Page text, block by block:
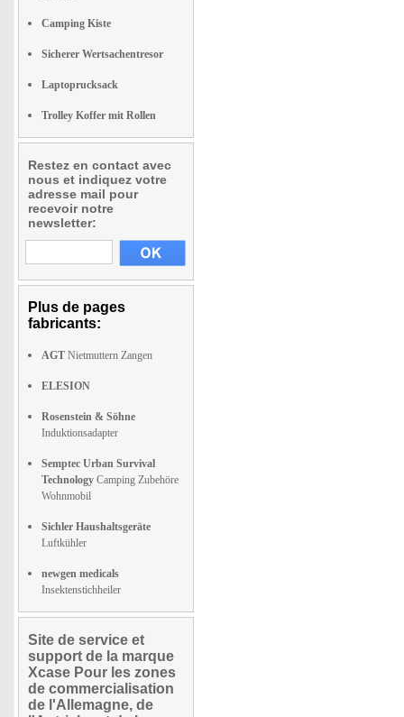
Camping Kiste
Sicherer Wertsachentresor
Laptoprucksack
Trolley Koffer mit Rollen
Restez en contact avec
nous et indiquez votre
adresse mail pour
recevoir notre
newsletter:
Plus de pages
fabricants:
AGT Nietmuttern Zangen
ELESION
Rosenstein & Söhne
Induktionsadapter
Semptec Urban Survival
Technology Camping Zubehöre
Wohnmobil
Sichler Haushaltsgeräte
Luftkühler
newgen medicals
Insektenstichheiler
Site de service et
support de la marque
Xcase Pour les zones
de commercialisation
de l'Allemagne, de